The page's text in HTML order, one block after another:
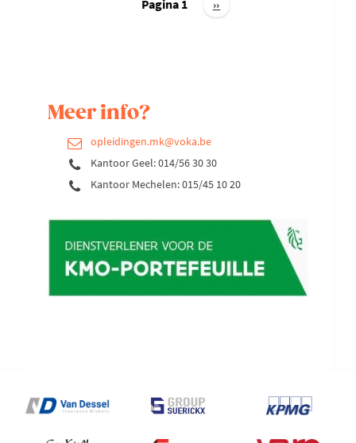
Pagina 1
Volgende
››
Meer info?
opleidingen.mk@voka.be
Kantoor Geel: 014/56 30 30
Kantoor Mechelen: 015/45 10 20